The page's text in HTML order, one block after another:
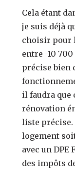
Cela étant
je suis déjà
choisir pour
entre -10 700
précise bien
il faudra que
rénovation
liste précise.
logement
avec un DPE
des impôts